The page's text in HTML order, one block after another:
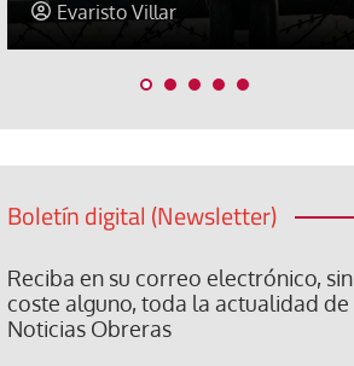
Araceli Caballero
Boletín digital (Newsletter)
Reciba en su correo electrónico, sin
coste alguno, toda la actualidad de
Noticias Obreras